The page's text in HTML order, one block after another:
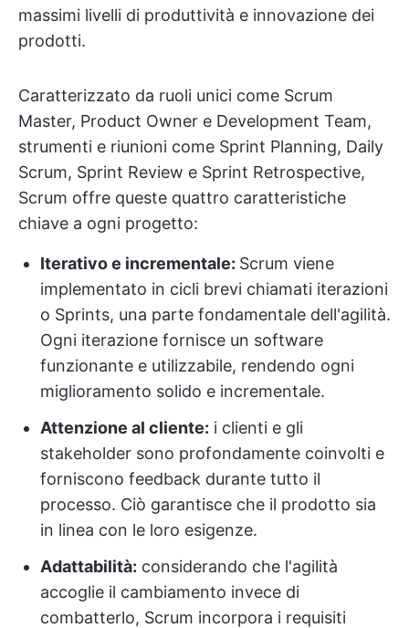
massimi livelli di produttività e innovazione dei
prodotti.
Caratterizzato da ruoli unici come Scrum
Master, Product Owner e Development Team,
strumenti e riunioni come Sprint Planning, Daily
Scrum, Sprint Review e Sprint Retrospective,
Scrum offre queste quattro caratteristiche
chiave a ogni progetto:
Iterativo e incrementale: Scrum viene
implementato in cicli brevi chiamati iterazioni
o Sprints, una parte fondamentale dell'agilità.
Ogni iterazione fornisce un software
funzionante e utilizzabile, rendendo ogni
miglioramento solido e incrementale.
Attenzione al cliente: i clienti e gli
stakeholder sono profondamente coinvolti e
forniscono feedback durante tutto il
processo. Ciò garantisce che il prodotto sia
in linea con le loro esigenze.
Adattabilità: considerando che l'agilità
accoglie il cambiamento invece di
combatterlo, Scrum incorpora i requisiti